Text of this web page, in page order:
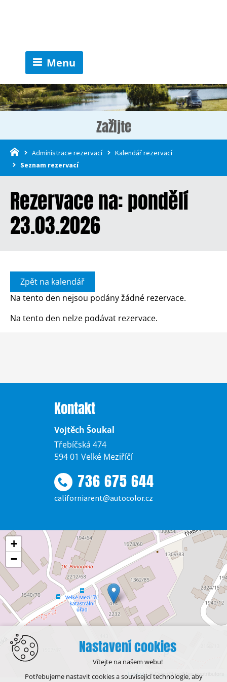
Menu
Zažijte
Administrace rezervací
Kalendář rezervací
Seznam rezervací
Rezervace na: pondělí
23.03.2026
Zpět na kalendář
Na tento den nejsou podány žádné rezervace.
Na tento den nelze podávat rezervace.
Kontakt
Vojtěch Šoukal
Třebíčská 474
594 01 Velké Meziříčí
736 675 644
californiarent@autocolor.cz
+
−
Leaflet | © OpenStreetMap contributors
Nastavení cookies
Vítejte na našem webu!
Potřebujeme nastavit cookies a související technologie, aby